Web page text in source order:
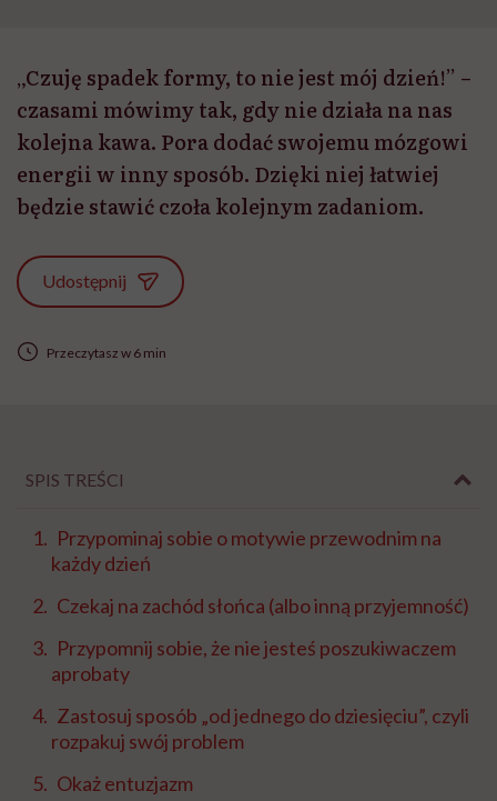
„Czuję spadek formy, to nie jest mój dzień!” –
czasami mówimy tak, gdy nie działa na nas
kolejna kawa. Pora dodać swojemu mózgowi
energii w inny sposób. Dzięki niej łatwiej
będzie stawić czoła kolejnym zadaniom.
Udostępnij
Przeczytasz w 6 min
SPIS TREŚCI
Przypominaj sobie o motywie przewodnim na
każdy dzień
Czekaj na zachód słońca (albo inną przyjemność)
Przypomnij sobie, że nie jesteś poszukiwaczem
aprobaty
Zastosuj sposób „od jednego do dziesięciu”, czyli
rozpakuj swój problem
Okaż entuzjazm